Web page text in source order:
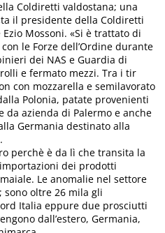
Coldiretti valdostana; una
il presidente della Coldiretti
Mossoni. «Si è trattato di
le Forze dell’Ordine durante
dei NAS e Guardia di
e fermato mezzi. Tra i tir
con mozzarella e semilavorato
Polonia, patate provenienti
da azienda di Palermo e anche
Germania destinato alla
perchè è da lì che transita la
dei prodotti
Le anomalie nel settore
oltre 26 mila gli
Italia eppure due prosciutti
dall’estero, Germania,